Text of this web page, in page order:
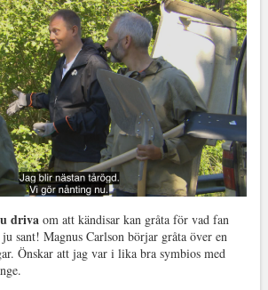
driva om att kändisar kan gråta för vad fan
sant! Magnus Carlson börjar gråta över en
Önskar att jag var i lika bra symbios med